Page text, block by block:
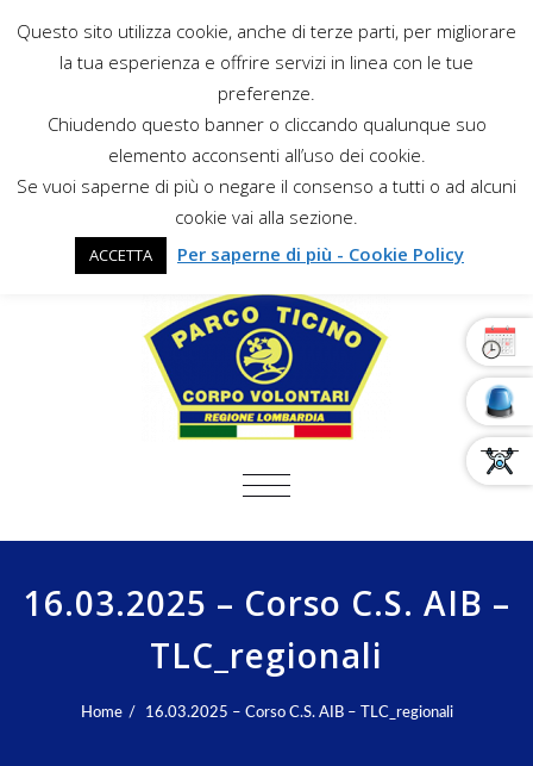
COMMUTA NAVIGAZIONE
16.03.2025 – Corso C.S. AIB –
TLC_regionali
Home 16.03.2025 – Corso C.S. AIB – TLC_regionali
Questo sito utilizza cookie, anche di terze parti, per migliorare
la tua esperienza e offrire servizi in linea con le tue
preferenze.
Chiudendo questo banner o cliccando qualunque suo
elemento acconsenti all’uso dei cookie.
Se vuoi saperne di più o negare il consenso a tutti o ad alcuni
cookie vai alla sezione.
ACCETTA Per saperne di più - Cookie Policy